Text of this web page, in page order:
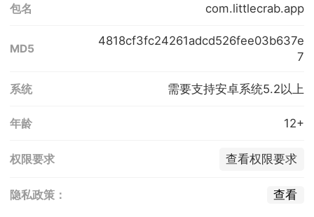
包名 com.littlecrab.app
MD5
4818cf3fc24261adcd526fee03b637e
7
系统 需要支持安卓系统5.2以上
年龄 12+
权限要求 查看权限要求
隐私政策： 查看